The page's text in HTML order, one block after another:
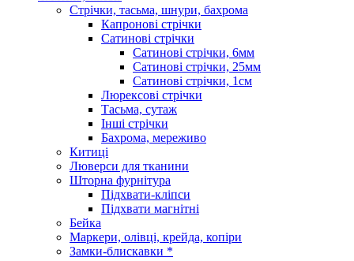
Стрічки, тасьма, шнури, бахрома
Капронові стрічки
Сатинові стрічки
Сатинові стрічки, 6мм
Сатинові стрічки, 25мм
Сатинові стрічки, 1см
Люрексові стрічки
Тасьма, сутаж
Інші стрічки
Бахрома, мереживо
Китиці
Люверси для тканини
Шторна фурнітура
Підхвати-кліпси
Підхвати магнітні
Бейка
Маркери, олівці, крейда, копіри
Замки-блискавки *